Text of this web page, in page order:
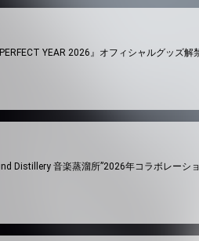
YEAR 2026』オフィシャルグッズ解
Distillery 音楽蒸溜所”2026年コラボレーシ